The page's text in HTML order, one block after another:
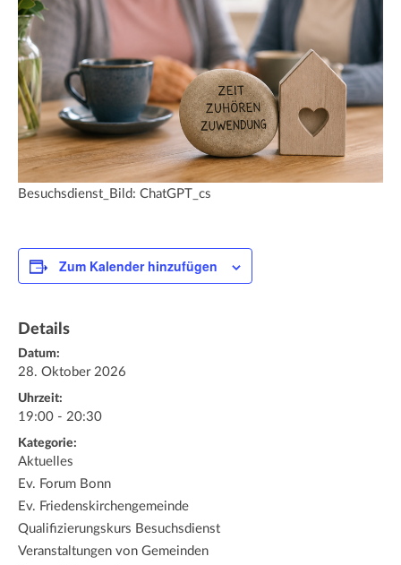
Besuchsdienst_Bild: ChatGPT_cs
Zum Kalender hinzufügen
Details
Datum:
28. Oktober 2026
Uhrzeit:
19:00 - 20:30
Kategorie:
Aktuelles
Ev. Forum Bonn
Ev. Friedenskirchengemeinde
Qualifizierungskurs Besuchsdienst
Veranstaltungen von Gemeinden